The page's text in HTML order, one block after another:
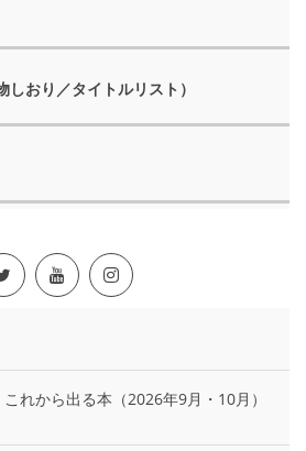
おり／タイトルリスト）
これから出る本（2026年9月・10月）